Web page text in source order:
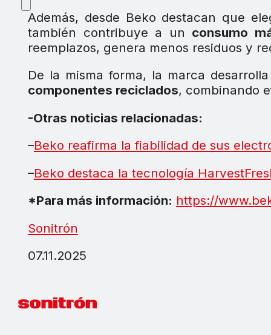
Además, desde Beko destacan que
también contribuye a un consumo
reemplazos, genera menos residuos y
De la misma forma, la marca
componentes reciclados, combinando
-Otras noticias relacionadas:
–Beko reafirma la fiabilidad de sus
–Beko destaca la tecnología
*Para más información: https://
Sonitrón
07.11.2025